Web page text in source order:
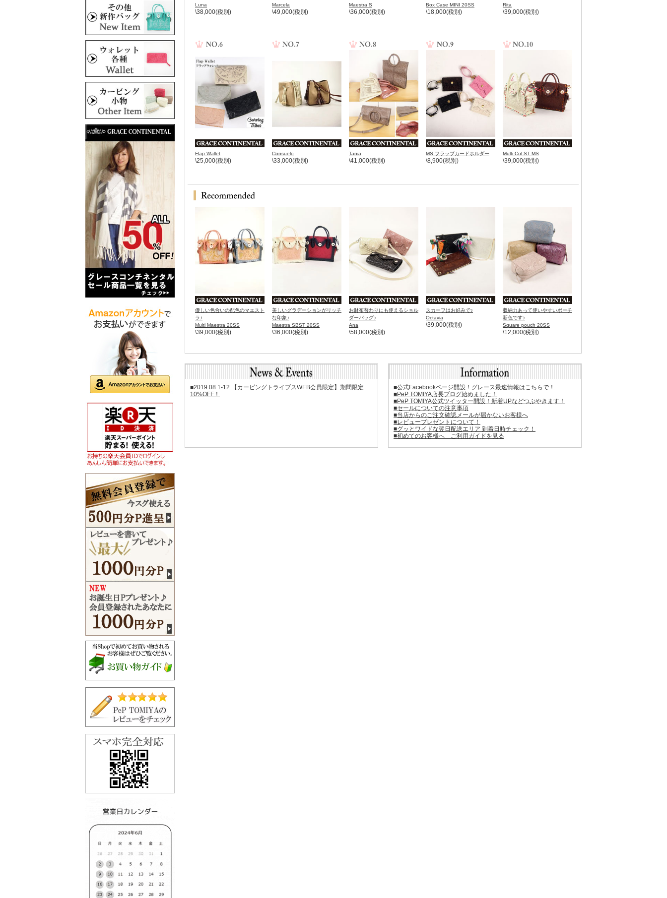
Luna
\38,000(税別)
Marcela
\49,000(税別)
Maestra S
\36,000(税別)
Box Case MINI 20SS
\18,000(税別)
Rita
\39,000(税別)
Flap Wallet
\25,000(税別)
Consuelo
\33,000(税別)
Tania
\41,000(税別)
MS フラップカードホルダー
\8,900(税別)
Multi Col ST MS
\39,000(税別)
優しい色合いの配色のマエスト
ラ♪
Multi Maestra 20SS
\39,000(税別)
美しいグラデーションがリッチ
な印象♪
Maestra SBST 20SS
\36,000(税別)
お財布替わりにも使えるショル
ダーバッグ♪
Ana
\58,000(税別)
スカーフはお好みで♪
Octavia
\39,000(税別)
収納力あって使いやすいポーチ
新色です♪
Square pouch 20SS
\12,000(税別)
■2019.08.1-12 【カービングトライブスWEB会員限定】期間限定
10%OFF！
■公式Facebookページ開設！グレース最速情報はこちらで！
■PeP TOMIYA店長ブログ始めました！
■PeP TOMIYA公式ツイッター開設！新着UPなどつぶやきます！
■セールについての注意事項
■当店からのご注文確認メールが届かないお客様へ
■レビュープレゼントについて！
■グッとワイドな翌日配送エリア 到着日時チェック！
■初めてのお客様へ ご利用ガイドを見る